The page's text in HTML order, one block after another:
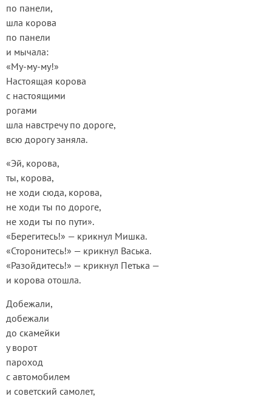
по панели,
шла корова
по панели
и мычала:
«Му-му-му!»
Настоящая корова
с настоящими
рогами
шла навстречу по дороге,
всю дорогу заняла.
«Эй, корова,
ты, корова,
не ходи сюда, корова,
не ходи ты по дороге,
не ходи ты по пути».
«Берегитесь!» — крикнул Мишка.
«Сторонитесь!» — крикнул Васька.
«Разойдитесь!» — крикнул Петька —
и корова отошла.
Добежали,
добежали
до скамейки
у ворот
пароход
с автомобилем
и советский самолет,